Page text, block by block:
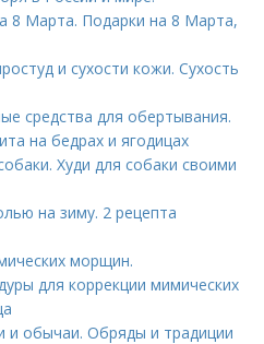
8 Марта. Подарки на 8 Марта,
и сухости кожи. Сухость
средства для обертывания.
на бедрах и ягодицах
Худи для собаки своими
на зиму. 2 рецепта
морщин.
для коррекции мимических
и обычаи. Обряды и традиции